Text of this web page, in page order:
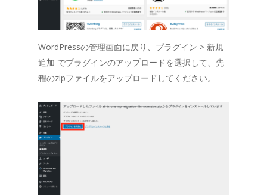
WordPressの管理画面に戻り、プラグイン > 新規
追加 でプラグインのアップロードを選択して、先
程のzipファイルをアップロードしてください。